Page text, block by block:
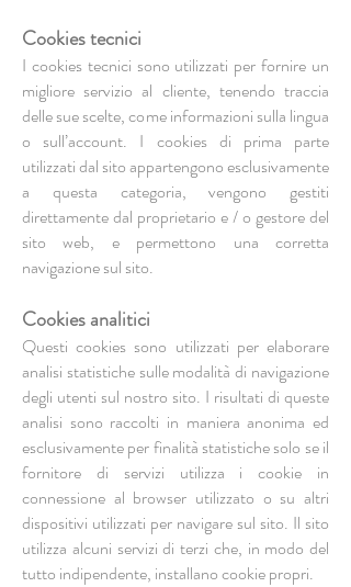
Cookies tecnici
I cookies tecnici sono utilizzati per fornire un
migliore servizio al cliente, tenendo traccia
delle sue scelte, come informazioni sulla lingua
o sull’account. I cookies di prima parte
utilizzati dal sito appartengono esclusivamente
a questa categoria, vengono gestiti
direttamente dal proprietario e / o gestore del
sito web, e permettono una corretta
navigazione sul sito.
Cookies analitici
Questi cookies sono utilizzati per elaborare
analisi statistiche sulle modalità di navigazione
degli utenti sul nostro sito. I risultati di queste
analisi sono raccolti in maniera anonima ed
esclusivamente per finalità statistiche solo se il
fornitore di servizi utilizza i cookie in
connessione al browser utilizzato o su altri
dispositivi utilizzati per navigare sul sito. Il sito
utilizza alcuni servizi di terzi che, in modo del
tutto indipendente, installano cookie propri.